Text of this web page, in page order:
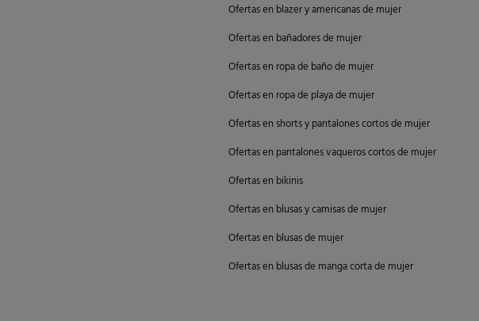
Ofertas en blazer y americanas de mujer
Ofertas en bañadores de mujer
Ofertas en ropa de baño de mujer
Ofertas en ropa de playa de mujer
Ofertas en shorts y pantalones cortos de mujer
Ofertas en pantalones vaqueros cortos de mujer
Ofertas en bikinis
Ofertas en blusas y camisas de mujer
Ofertas en blusas de mujer
Ofertas en blusas de manga corta de mujer